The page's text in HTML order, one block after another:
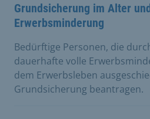
Grundsicherung im Alter
Erwerbsminderung
Bedürftige Personen, die
dauerhafte volle
dem Erwerbsleben
Grundsicherung beantragen.